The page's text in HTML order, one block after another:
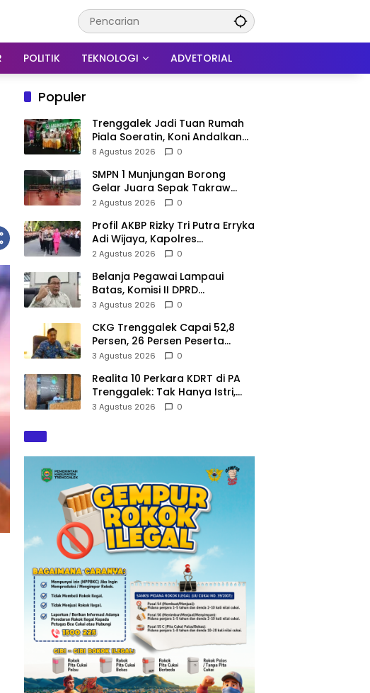
POLITIK TEKNOLOGI ADVETORIAL
Populer
Trenggalek Jadi Tuan Rumah
Piala Soeratin, Koni Andalkan
Skuad Pemain Lokal U-17
8 Agustus 2026 0
SMPN 1 Munjungan Borong
Gelar Juara Sepak Takraw
PHBN Trenggalek 2026, Jadi
2 Agustus 2026 0
Profil AKBP Rizky Tri Putra Erryka
Adi Wijaya, Kapolres
Trenggalek Baru yang Raih
2 Agustus 2026 0
Belanja Pegawai Lampaui
Batas, Komisi II DPRD
Trenggalek Nilai Pemda Salah
3 Agustus 2026 0
CKG Trenggalek Capai 52,8
Persen, 26 Persen Peserta
Berpotensi Alami Masalah
3 Agustus 2026 0
Realita 10 Perkara KDRT di PA
Trenggalek: Tak Hanya Istri,
Suami Juga Jadi Korban
3 Agustus 2026 0